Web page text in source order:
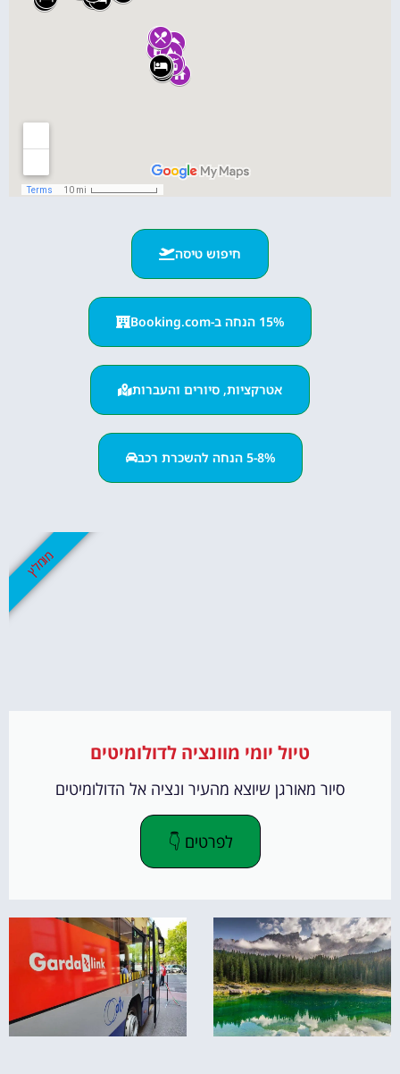
חיפוש טיסה
15% הנחה ב-Booking.com
אטרקציות, סיורים והעברות
5-8% הנחה להשכרת רכב
טיול יומי מוונציה לדולומיטים
סיור מאורגן שיוצא מהעיר ונציה אל הדולומיטים
לפרטים 👇
מומלץ